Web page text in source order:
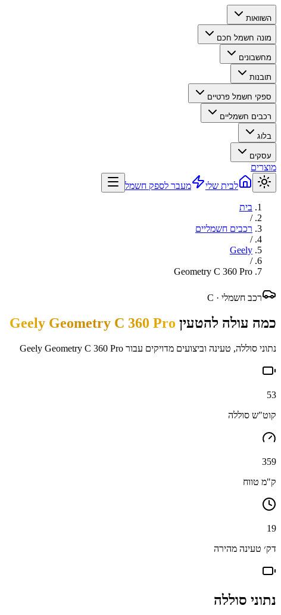
השוואות
מונה חשמל חכם
מחשבונים
תובנות
ספקי חשמל פרטיים
רכבים חשמליים
בלוג
עסקים
מוצרים
לבית שלי
מעבר לספק חשמל
בית
/
רכבים חשמליים
/
Geely
/
Geometry C 360 Pro
רכב חשמלי · C
כמה עולה להטעין Geely Geometry C 360 Pro
נתוני סוללה, טעינה וביצועים מדויקים עבור Geely Geometry C 360 Pro
53
קוט"ש סוללה
359
ק"מ טווח
19
דק׳ טעינה מהירה
נתוני סוללה